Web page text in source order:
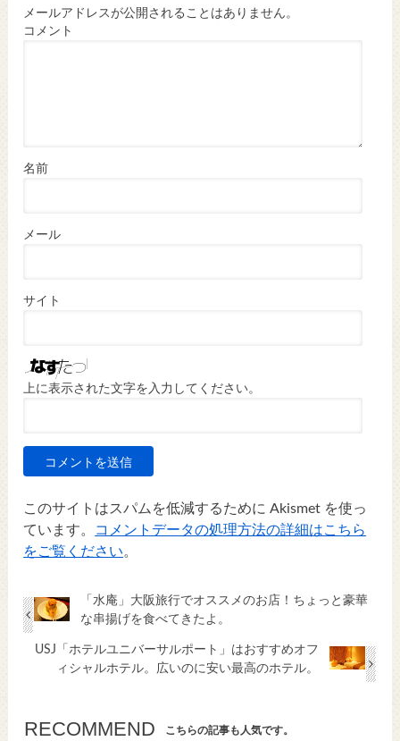
メールアドレスが公開されることはありません。
コメント
名前
メール
サイト
上に表示された文字を入力してください。
このサイトはスパムを低減するために Akismet を使っ
ています。
コメントデータの処理方法の詳細はこちら
をご覧ください。
「水庵」大阪旅行でオススメのお店！ちょっと豪華
な串揚げを食べてきたよ。
USJ「ホテルユニバーサルポート」はおすすめオフ
ィシャルホテル。広いのに安い最高のホテル。
RECOMMEND こちらの記事も人気です。